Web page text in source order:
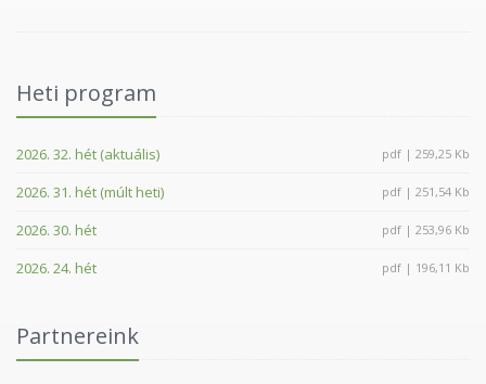
Heti program
2026. 32. hét (aktuális) pdf | 259,25 Kb
2026. 31. hét (múlt heti) pdf | 251,54 Kb
2026. 30. hét pdf | 253,96 Kb
2026. 24. hét pdf | 196,11 Kb
Partnereink